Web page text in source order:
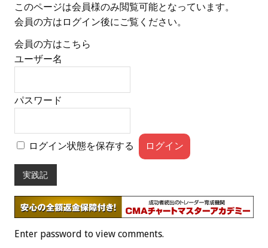
このページは会員様のみ閲覧可能となっています。
会員の方はログイン後にご覧ください。
会員の方はこちら
ユーザー名
パスワード
ログイン状態を保存する
実践記
Enter password to view comments.